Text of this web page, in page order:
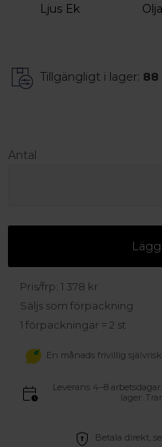
Ljus Ek
Tillgängligt i lager: 88
Antal
Pris/frp: 1 378 kr
Säljs som förpackning
1 förpackningar = 2 st
En månads frivillig
Leverans 4–8
lager.
Betala direkt, senare